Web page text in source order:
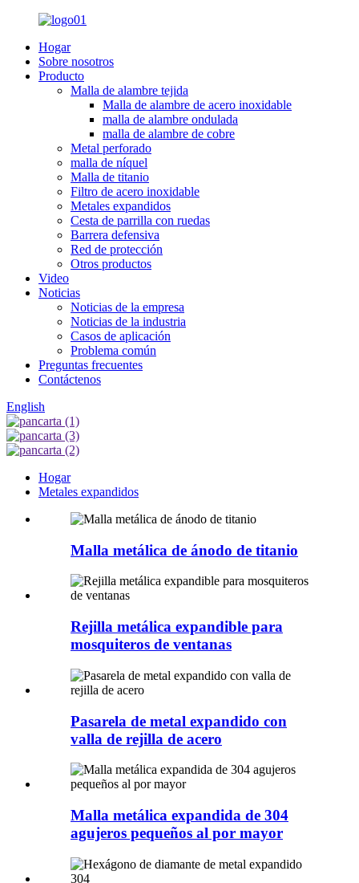
Hogar
Sobre nosotros
Producto
Malla de alambre tejida
Malla de alambre de acero inoxidable
malla de alambre ondulada
malla de alambre de cobre
Metal perforado
malla de níquel
Malla de titanio
Filtro de acero inoxidable
Metales expandidos
Cesta de parrilla con ruedas
Barrera defensiva
Red de protección
Otros productos
Video
Noticias
Noticias de la empresa
Noticias de la industria
Casos de aplicación
Problema común
Preguntas frecuentes
Contáctenos
English
Hogar
Metales expandidos
Malla metálica de ánodo de titanio
Rejilla metálica expandible para
mosquiteros de ventanas
Pasarela de metal expandido con
valla de rejilla de acero
Malla metálica expandida de 304
agujeros pequeños al por mayor